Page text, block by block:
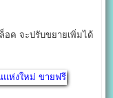
ค จะปรับขยายเพิ่มได้